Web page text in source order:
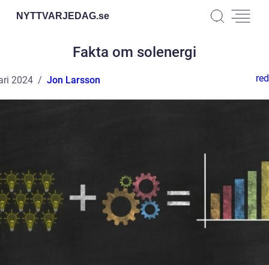
NYTTVARJEDAG.se
Fakta om solenergi
2024 Jon Larsson